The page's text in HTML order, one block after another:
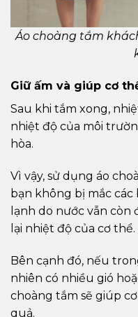
Áo choàng tắm
Giữ ấm và giúp cơ
Sau khi tắm xong,
nhiệt độ của môi
hòa.
Vì vậy, sử dụng áo
bạn không bị mắc
lạnh do nước vẫn còn
lại nhiệt độ của cơ thể.
Bên cạnh đó, nếu
nhiên có nhiều gió
choàng tắm sẽ giúp
quả.